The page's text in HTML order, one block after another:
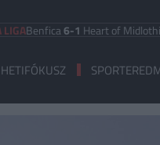
6-1Heart of Midlothian|Thun
HETIFÓKUSZ